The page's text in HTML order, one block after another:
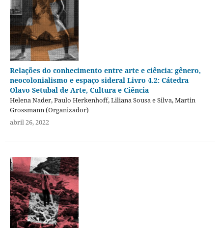
Relações do conhecimento entre arte e ciência: gênero,
neocolonialismo e espaço sideral Livro 4.2: Cátedra
Olavo Setubal de Arte, Cultura e Ciência
Helena Nader, Paulo Herkenhoff, Liliana Sousa e Silva, Martin
Grossmann (Organizador)
abril 26, 2022